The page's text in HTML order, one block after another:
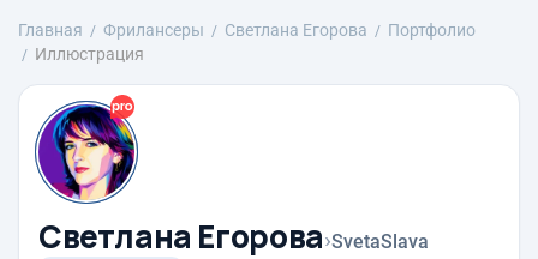
Главная Фрилансеры Светлана Егорова
Портфолио
Иллюстрация
Светлана Егорова›SvetaSlava